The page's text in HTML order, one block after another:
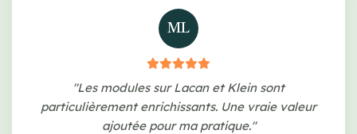
ML
"Les modules sur Lacan et Klein sont
particulièrement enrichissants. Une vraie valeur
ajoutée pour ma pratique."